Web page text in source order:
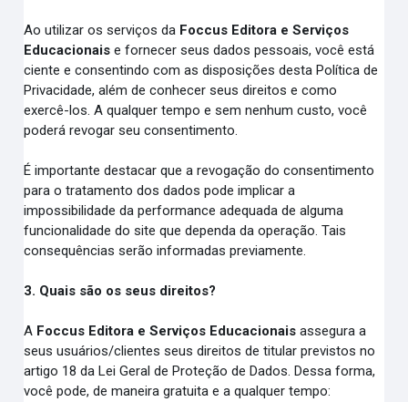
Ao utilizar os serviços da Foccus Editora e Serviços
Educacionais e fornecer seus dados pessoais, você está
ciente e consentindo com as disposições desta Política de
Privacidade, além de conhecer seus direitos e como
exercê-los. A qualquer tempo e sem nenhum custo, você
poderá revogar seu consentimento.
É importante destacar que a revogação do consentimento
para o tratamento dos dados pode implicar a
impossibilidade da performance adequada de alguma
funcionalidade do site que dependa da operação. Tais
consequências serão informadas previamente.
3. Quais são os seus direitos?
A Foccus Editora e Serviços Educacionais assegura a
seus usuários/clientes seus direitos de titular previstos no
artigo 18 da Lei Geral de Proteção de Dados. Dessa forma,
você pode, de maneira gratuita e a qualquer tempo: